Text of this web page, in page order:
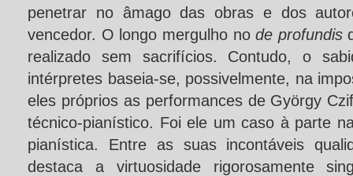
penetrar no âmago das obras e dos
vencedor. O longo mergulho node profundis
realizado sem sacrifícios. Contudo, o
intérpretes baseia-se, possivelmente, na
eles próprios as performances de György
técnico-pianístico. Foi ele um caso à parte
pianística. Entre as suas incontáveis
destaca a virtuosidade rigorosamente